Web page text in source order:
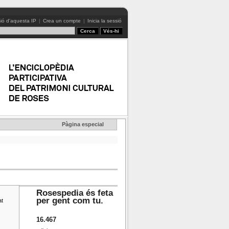
d'aquesta IP | Crea un compte | Inicia la sessió
Pàgina especial
Rosespedia és feta
per gent com tu.
16.467